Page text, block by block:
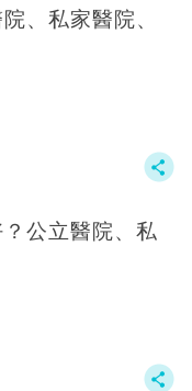
、私家醫院、
公立醫院、私